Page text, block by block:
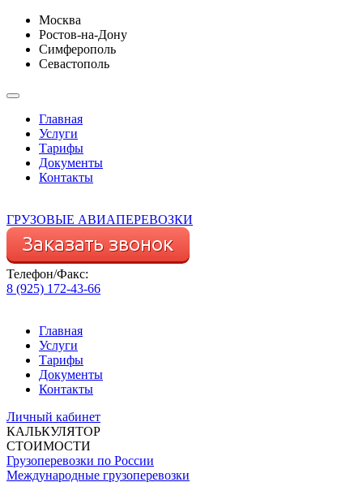
Москва
Ростов-на-Дону
Симферополь
Севастополь
Главная
Услуги
Тарифы
Документы
Контакты
ГРУЗОВЫЕ АВИАПЕРЕВОЗКИ
Телефон/Факс:
8 (925) 172-43-66
Главная
Услуги
Тарифы
Документы
Контакты
Личный кабинет
КАЛЬКУЛЯТОР
СТОИМОСТИ
Грузоперевозки по России
Международные грузоперевозки